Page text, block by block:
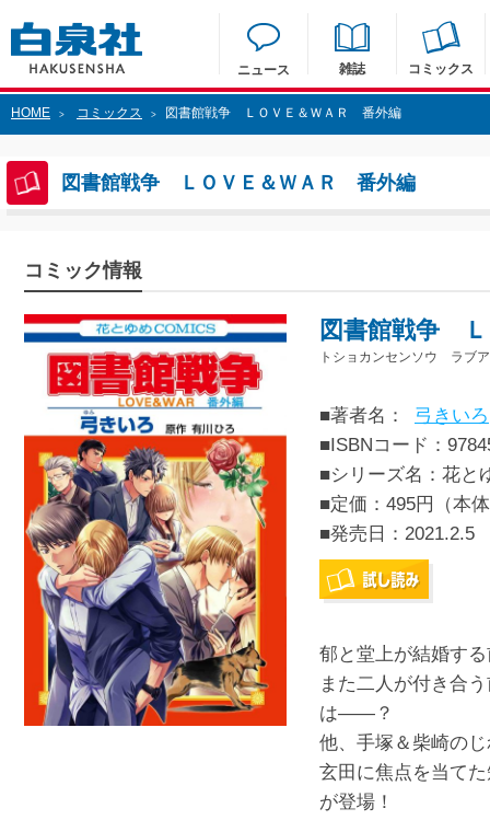
ニュース 雑誌 コミックス
HOME > コミックス > 図書館戦争 ＬＯＶＥ＆ＷＡＲ 番外編
図書館戦争 ＬＯＶＥ＆ＷＡＲ 番外編
コミック情報
図書館戦争
トショカンセンソウ ラブ
■著者名： 弓きいろ
■ISBNコード：
■シリーズ名：花と
■定価：495円（本
■発売日： 2021.2.5
郁と堂上が結婚す
また二人が付き合
は――？
他、手塚＆柴崎の
玄田に焦点を当て
が登場！